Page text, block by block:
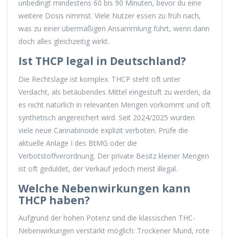
unbedingt mindestens 60 bis 90 Minuten, bevor du eine
weitere Dosis nimmst. Viele Nutzer essen zu früh nach,
was zu einer übermäßigen Ansammlung führt, wenn dann
doch alles gleichzeitig wirkt.
Ist THCP legal in Deutschland?
Die Rechtslage ist komplex. THCP steht oft unter
Verdacht, als betäubendes Mittel eingestuft zu werden, da
es nicht natürlich in relevanten Mengen vorkommt und oft
synthetisch angereichert wird. Seit 2024/2025 wurden
viele neue Cannabinoide explizit verboten. Prüfe die
aktuelle Anlage I des BtMG oder die
Verbotstoffverordnung. Der private Besitz kleiner Mengen
ist oft geduldet, der Verkauf jedoch meist illegal.
Welche Nebenwirkungen kann
THCP haben?
Aufgrund der hohen Potenz sind die klassischen THC-
Nebenwirkungen verstärkt möglich: Trockener Mund, rote